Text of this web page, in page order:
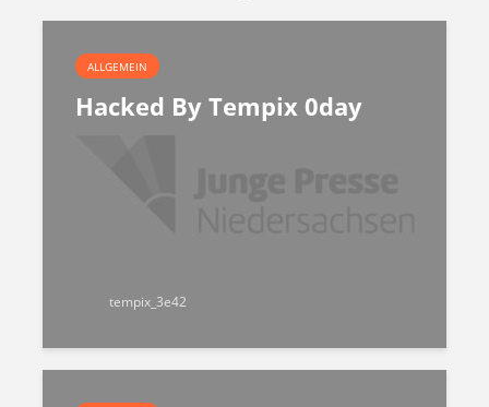
ALLGEMEIN
Hacked By Tempix 0day
tempix_3e42